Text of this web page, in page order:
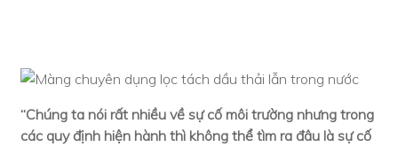
“Chúng ta nói rất nhiều về sự cố môi trường nhưng trong
các quy định hiện hành thì không thể tìm ra đâu là sự cố